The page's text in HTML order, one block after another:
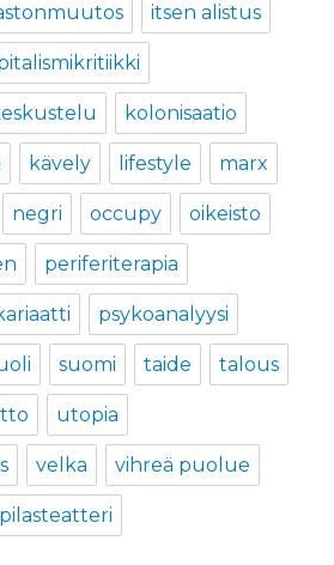
itsen alistus
kolonisaatio
kävely lifestyle marx
negri occupy oikeisto
periferiterapia
psykoanalyysi
suomi taide talous
utopia
velka vihreä puolue